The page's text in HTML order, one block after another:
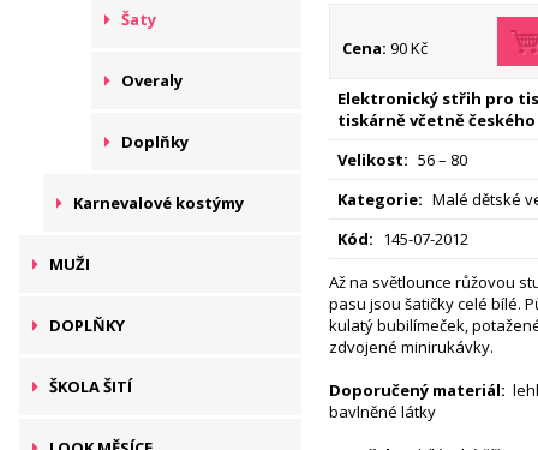
Šaty
Overaly
Doplňky
Karnevalové kostýmy
MUŽI
DOPLŇKY
ŠKOLA ŠITÍ
Cena: 90 Kč
Elektronický střih pro
tiskárně včetně českého
Velikost: 56 – 80
Kategorie: Malé dětské
Kód: 145-07-2012
Až na světlounce růžovou
pasu jsou šatičky celé bílé.
kulatý bubilímeček,
zdvojené minirukávky.
Doporučený materiál:
bavlněné látky